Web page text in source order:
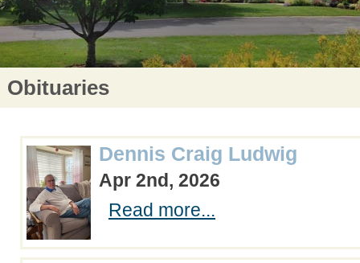
Obituaries
Dennis Craig Ludwig
Apr 2nd, 2026
Read more...